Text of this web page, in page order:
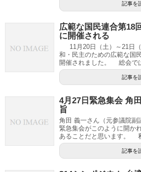
記事を
広範な国民連合第
に開催される
11月20日（土）～21日
和・民主のための広範な国
開催されました。 総会で
記事を
4月27日緊急集会 角
旨
角田 義一さん（元参議院
緊急集会がこのように開か
あることだと思います。
記事を